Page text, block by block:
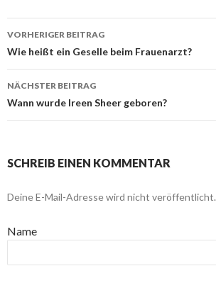
Beitragsnavigation
VORHERIGER BEITRAG
Wie heißt ein Geselle beim Frauenarzt?
NÄCHSTER BEITRAG
Wann wurde Ireen Sheer geboren?
SCHREIB EINEN KOMMENTAR
Deine E-Mail-Adresse wird nicht veröffentlicht.
Name